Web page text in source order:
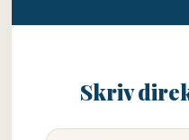
Skriv